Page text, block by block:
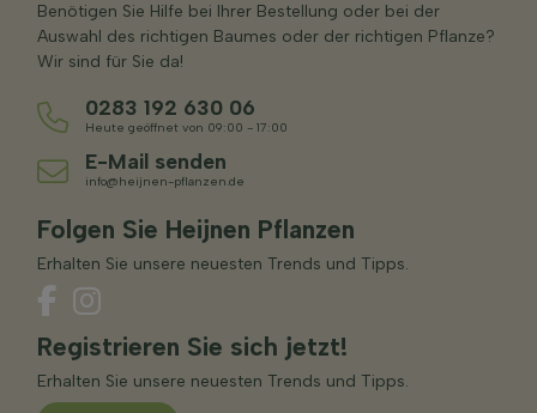
Benötigen Sie Hilfe bei Ihrer Bestellung oder bei der
Auswahl des richtigen Baumes oder der richtigen Pflanze?
Wir sind für Sie da!
0283 192 630 06
Heute geöffnet von 09:00 - 17:00
E-Mail senden
info@heijnen-pflanzen.de
Folgen Sie Heijnen Pflanzen
Erhalten Sie unsere neuesten Trends und Tipps.
Registrieren Sie sich jetzt!
Erhalten Sie unsere neuesten Trends und Tipps.